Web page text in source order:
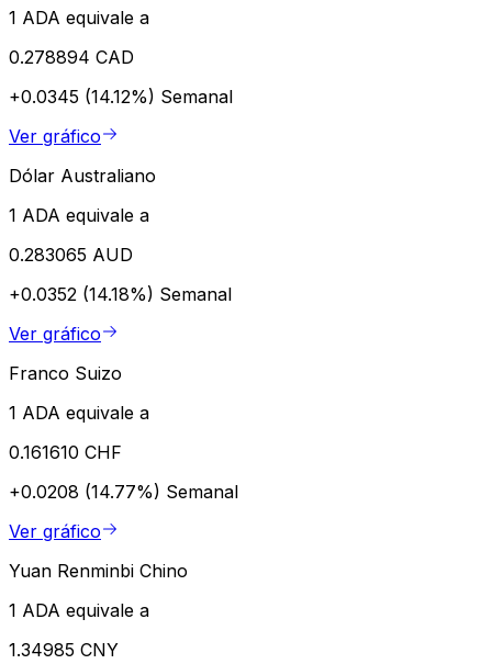
1 ADA equivale a
0.278894 CAD
+0.0345 (14.12%) Semanal
Ver gráfico
Dólar Australiano
1 ADA equivale a
0.283065 AUD
+0.0352 (14.18%) Semanal
Ver gráfico
Franco Suizo
1 ADA equivale a
0.161610 CHF
+0.0208 (14.77%) Semanal
Ver gráfico
Yuan Renminbi Chino
1 ADA equivale a
1.34985 CNY